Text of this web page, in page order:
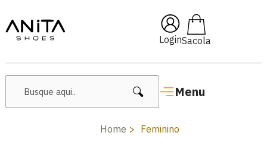
Login
Menu
🔥 Lançamentos
Home Feminino